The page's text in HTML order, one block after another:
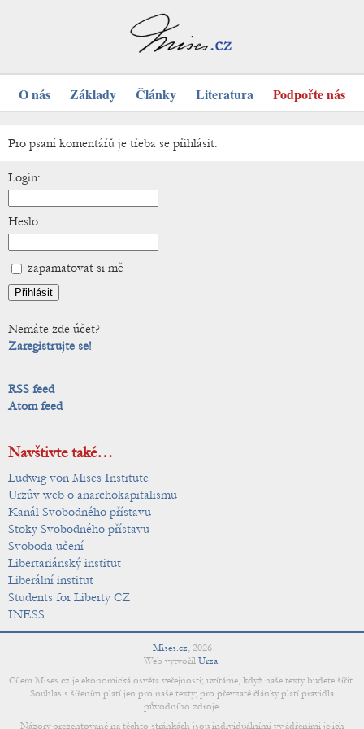
O nás Základy Články Literatura Podpořte nás
Pro psaní komentářů je třeba se přihlásit.
Login:
Heslo:
zapamatovat si mě
Nemáte zde účet?
Zaregistrujte se!
RSS feed
Atom feed
Navštivte také…
Ludwig von Mises Institute
Urzův web o anarchokapitalismu
Kanál Svobodného přístavu
Stoky Svobodného přístavu
Svoboda učení
Libertariánský institut
Liberální institut
Students for Liberty CZ
INESS
Mises.cz, 2026
Web vytvořil Urza.
Cílem Mises.cz je ekonomická osvěta veřejnosti; uvítáme, když naše texty budete šířit.
Souhlas s šířením platí jen pro naše texty; pro převzaté články platí pravidla
původního zdroje.
Názory prezentované na těchto stránkách jsou individuálními vyjádřeními jejich